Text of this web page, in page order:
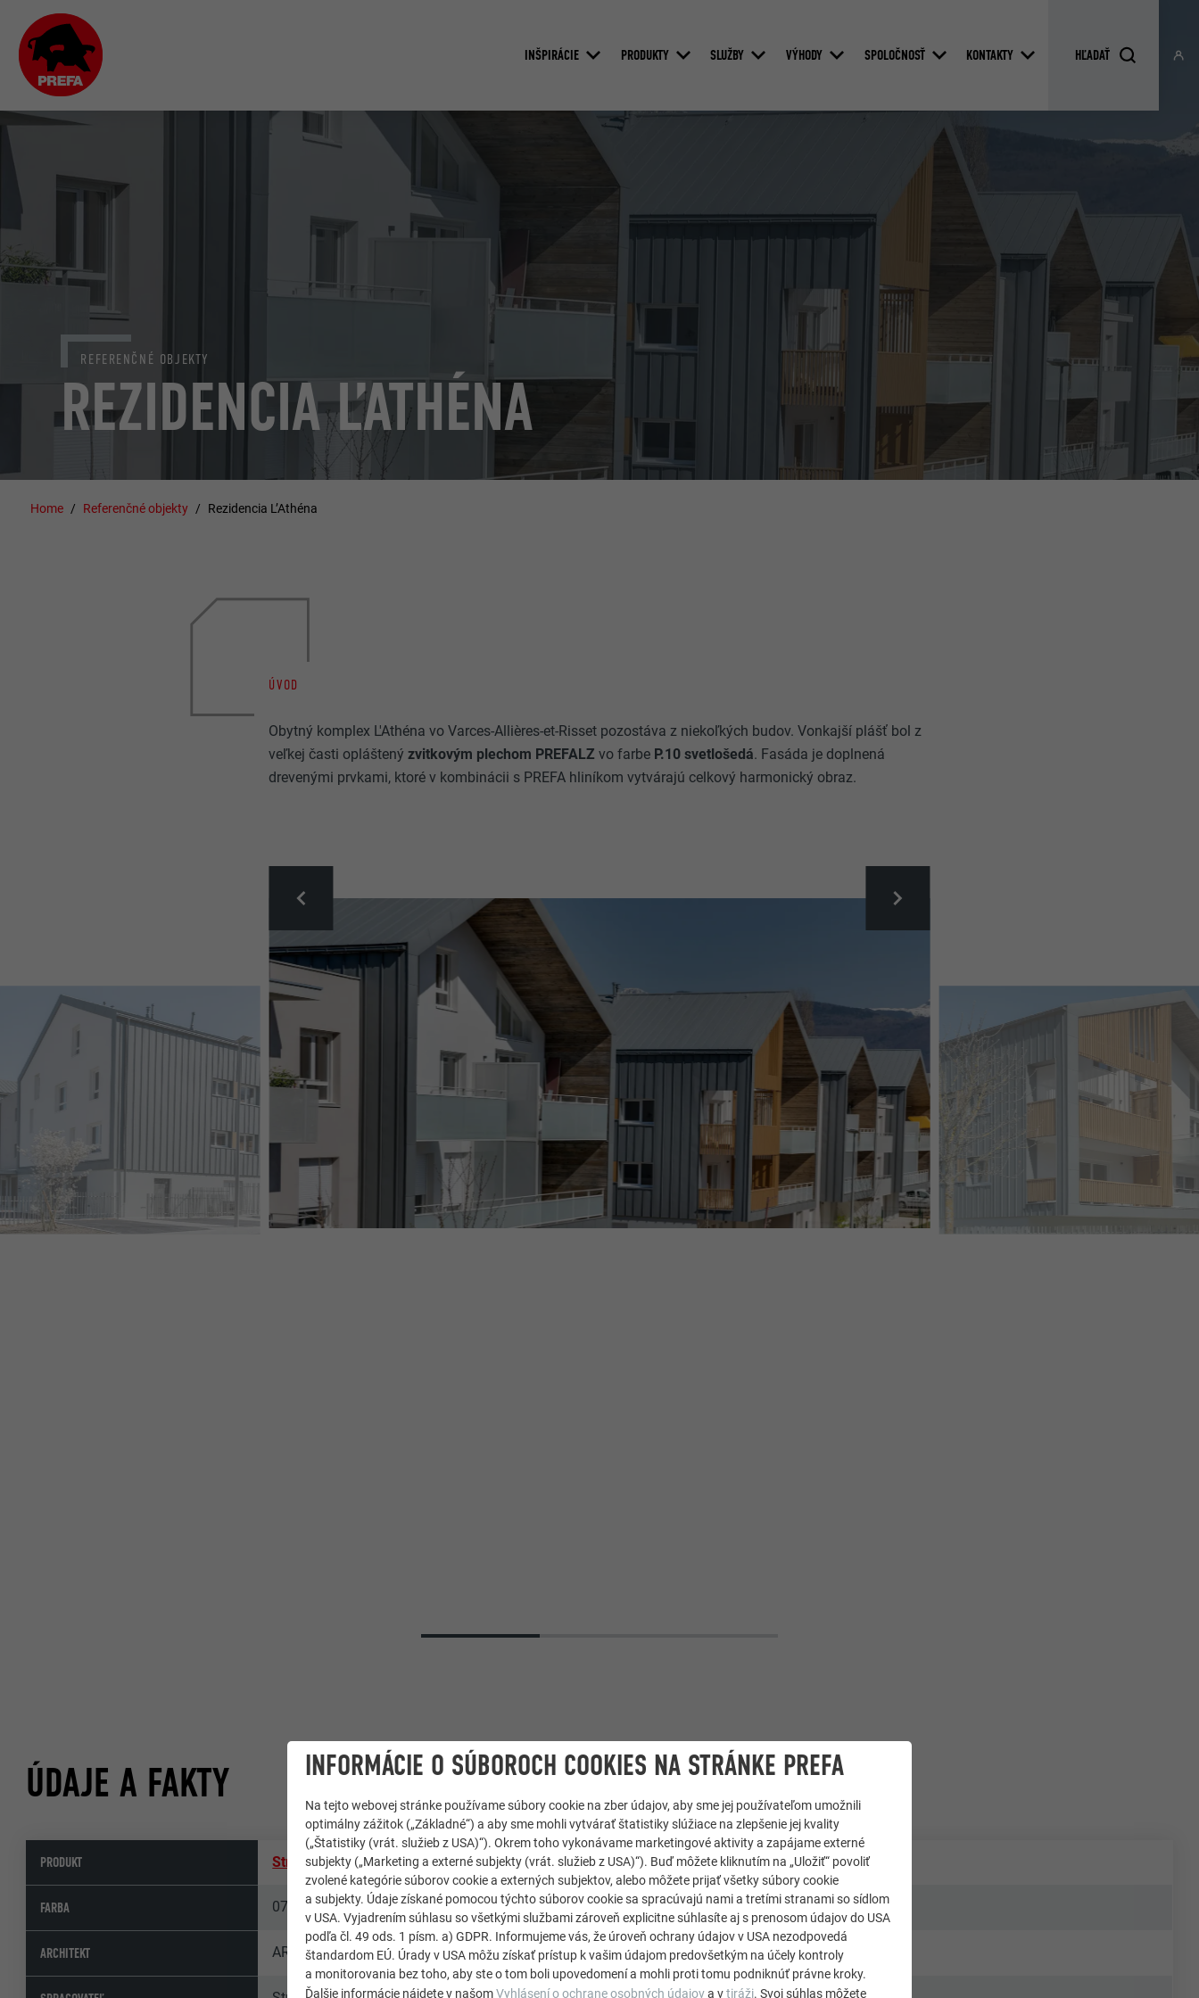
INŠPIRÁCIE PRODUKTY SLUŽBY VÝHODY SPOLOČNOSŤ KONTAKTY
REZIDENCIA L’ATHÉNA
REFERENČNÉ OBJEKTY
Home Referenčné objekty Rezidencia L’Athéna
ÚVOD
Obytný komplex L'Athéna vo Varces-Allières-et-Risset pozostáva z niekoľkých budov. Vonkajší plášť bol z
veľkej časti opláštenýzvitkovým plechom PREFALZ vo farbe P.10 svetlošedá. Fasáda je doplnená
drevenými prvkami, ktoré v kombinácii s PREFA hliníkom vytvárajú celkový harmonický obraz.
ÚDAJE A FAKTY
PRODUKT Strešný systém PREFALZ,Fasádny systém PREFALZ
FARBA 07 P.10 svetlošedá
ARCHITEKT ARCANE Architectes
INFORMÁCIE O SÚBOROCH COOKIES NA STRÁNKE PREFA
Na tejto webovej stránke používame súbory cookie na zber údajov, aby sme jej používateľom umožnili
optimálny zážitok („Základné“) a aby sme mohli vytvárať štatistiky slúžiace na zlepšenie jej kvality
(„Štatistiky (vrát. služieb z USA)“). Okrem toho vykonávame marketingové aktivity a zapájame externé
subjekty („Marketing a externé subjekty (vrát. služieb z USA)“). Buď môžete kliknutím na „Uložiť“ povoliť
zvolené kategórie súborov cookie a externých subjektov, alebo môžete prijať všetky súbory cookie
a subjekty. Údaje získané pomocou týchto súborov cookie sa spracúvajú nami a tretími stranami so sídlom
v USA. Vyjadrením súhlasu so všetkými službami zároveň explicitne súhlasíte aj s prenosom údajov do USA
podľa čl. 49 ods. 1 písm. a) GDPR. Informujeme vás, že úroveň ochrany údajov v USA nezodpovedá
štandardom EÚ. Úrady v USA môžu získať prístup k vašim údajom predovšetkým na účely kontroly
a monitorovania bez toho, aby ste o tom boli upovedomení a mohli proti tomu podniknúť právne kroky.
Ďalšie informácie nájdete v našomVyhlásení o ochrane osobných údajova vtiráži. Svoj súhlas môžete